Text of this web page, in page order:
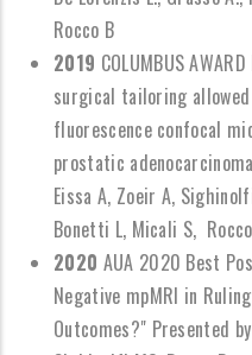
Rocco B
2019 COLUMBUS
surgical tailoring
fluorescence confocal
prostatic
Eissa A, Zoeir A,
Bonetti L, Micali S,
2020 AUA 2020 Best
Negative mpMRI in
Outcomes?" Presented